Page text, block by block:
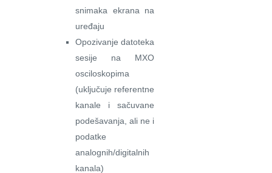
snimaka ekrana na
uređaju
Opozivanje datoteka
sesije na MXO
osciloskopima
(uključuje referentne
kanale i sačuvane
podešavanja, ali ne i
podatke
analognih/digitalnih
kanala)